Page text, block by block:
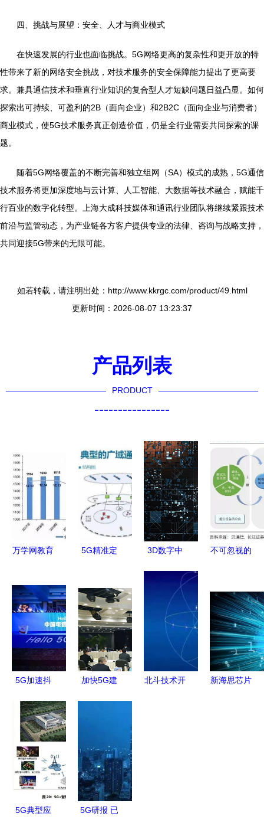
四、挑战与展望：安全、人才与商业模式
在快速发展的行业也面临挑战。5G网络更高的复杂性和更开放的特
性带来了新的网络安全挑战，对技术服务的安全保障能力提出了更高要
求。兼具通信技术和垂直行业知识的复合型人才短缺问题日益凸显。如何
探索出可持续、可盈利的2B（面向企业）和2B2C（面向企业与消费者）
商业模式，使5G技术服务真正创造价值，仍是全行业需要共同探索的课
题。
随着5G网络覆盖的不断完善和独立组网（SA）模式的成熟，5G通信
技术服务将更加深度地与云计算、人工智能、大数据等技术融合，赋能千
行百业的数字化转型。上海大成科技媒体和通讯行业团队将继续紧跟技术
前沿与监管动态，为产业链各方客户提供专业的法律、咨询与战略支持，
共同迎接5G带来的无限可能。
如若转载，请注明出处：http://www.kkrgc.com/product/49.html
更新时间：2026-08-07 13:23:37
产品列表
PRODUCT
----------------
万学网教育
信技术驱动
的教育与技
术服务新生
态
5G精准定
真的需
要“不敢
用”5G手机
吗？
3D数字中
化未来通信
技术的新维
度
不可忽视的
专业与供应
链协同引领
网络基建新
纪元
5G加速抖
量背后的隐
形推手，很
多人忽略了
它的重要性
加快5G建
信部专题会
议部署新举
措
北斗技术开
新海思芯片
5G典型应
5G研报 已